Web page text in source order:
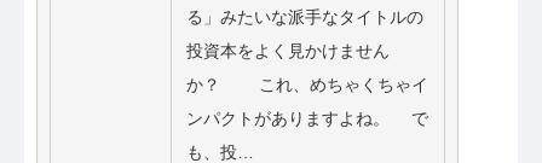
る」みたいな派手なタイトルの
投資本をよく見かけません
か？ これ、めちゃくちゃイ
ンパクトがありますよね。 で
も、投…